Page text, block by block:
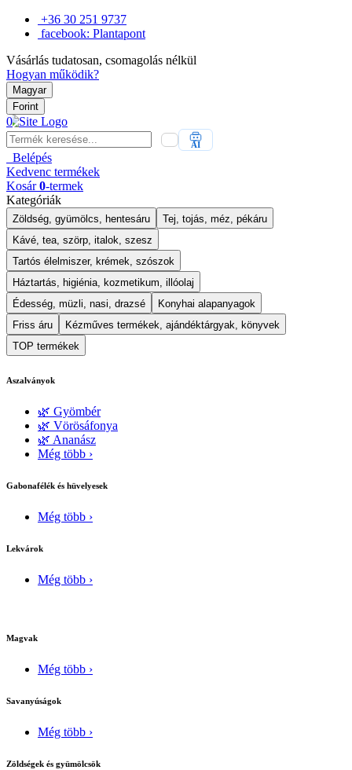
+36 30 251 9737
facebook: Plantapont
Vásárlás tudatosan, csomagolás nélkül
Hogyan működik?
Magyar
Forint
0
AI
Belépés
Kedvenc termékek
Kosár 0-termek
Kategóriák
Zöldség, gyümölcs, hentesáru
Tej, tojás, méz, pékáru
Kávé, tea, szörp, italok, szesz
Tartós élelmiszer, krémek, szószok
Háztartás, higiénia, kozmetikum, illóolaj
Édesség, müzli, nasi, drazsé
Konyhai alapanyagok
Friss áru
Kézműves termékek, ajándéktárgyak, könyvek
TOP termékek
Aszalványok
🌿 Gyömbér
🌿 Vörösáfonya
🌿 Ananász
Még több ›
Gabonafélék és hüvelyesek
Még több ›
Lekvárok
Még több ›
Magvak
Még több ›
Savanyúságok
Még több ›
Zöldségek és gyümölcsök